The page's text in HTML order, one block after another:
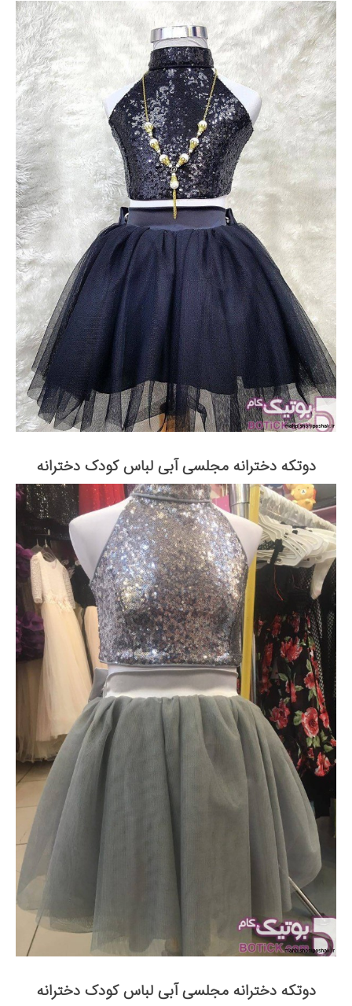
دوتکه دخترانه مجلسی آبی لباس کودک دخترانه
دوتکه دخترانه مجلسی آبی لباس کودک دخترانه